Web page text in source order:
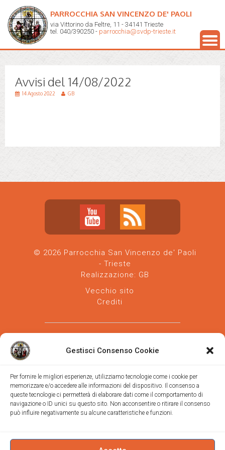
Gestisci Consenso Cookie
Per fornire le migliori esperienze, utilizziamo tecnologie come i cookie per
memorizzare e/o accedere alle informazioni del dispositivo. Il consenso a
queste tecnologie ci permetterà di elaborare dati come il comportamento di
navigazione o ID unici su questo sito. Non acconsentire o ritirare il consenso
può influire negativamente su alcune caratteristiche e funzioni.
PARROCCHIA SAN VINCENZO DE' PAOLI
via Vittorino da Feltre, 11 - 34141 Trieste
tel. 040/390250 - parrocchia@svdp-trieste.it
Avvisi del 14/08/2022
14 Agosto 2022 GB
© 2026 Parrocchia San Vincenzo de' Paoli
- Trieste
Realizzazione: GB
Vecchio sito
Crediti
Parrocchia san Vincenzo de' Paoli-Diocesi
di Trieste
via Vittorino da Feltre, 11 (chiesa)
Trieste